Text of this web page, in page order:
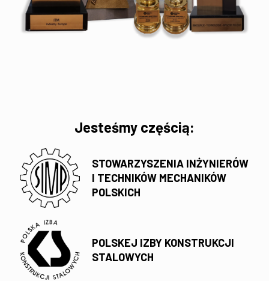
Jesteśmy częścią:
STOWARZYSZENIA INŻYNIERÓW
I TECHNIKÓW MECHANIKÓW
POLSKICH
POLSKEJ IZBY KONSTRUKCJI
STALOWYCH